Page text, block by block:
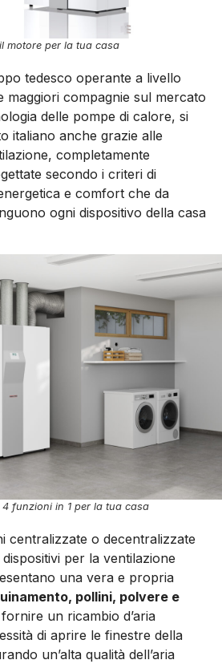
motore per la tua casa
tedesco operante a livello
maggiori compagnie sul mercato
delle pompe di calore, si
italiano anche grazie alle
completamente
secondo i criteri di
e comfort che da
ogni dispositivo della casa
4 funzioni in 1 per la tua casa
centralizzate o decentralizzate
per la ventilazione
una vera e propria
pollini, polvere e
un ricambio d’aria
di aprire le finestre della
un’alta qualità dell’aria